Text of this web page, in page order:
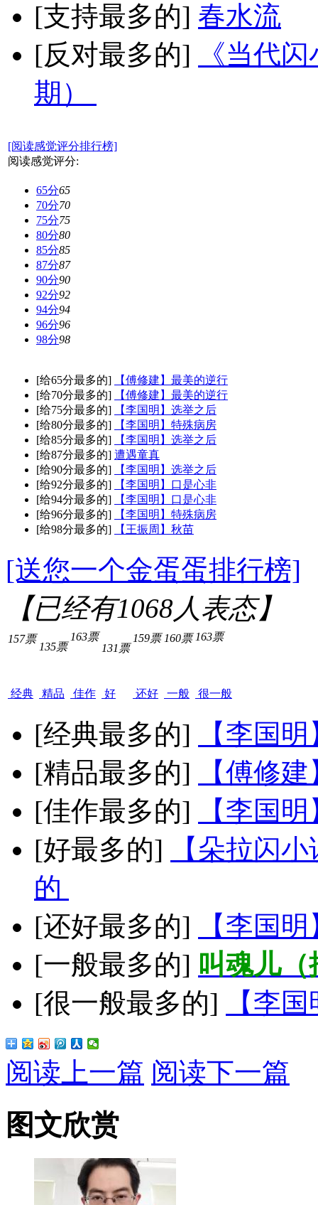
[支持最多的] 春水流
[反对最多的]
《当代
期）
[阅读感觉评分排行榜]
阅读感觉评分:
65分65
70分70
75分75
80分80
85分85
87分87
90分90
92分92
94分94
96分96
98分98
[给65分最多的]
【傅修建】最美的逆行
[给70分最多的]
【傅修建】最美的逆行
[给75分最多的]
【李国明】选举之后
[给80分最多的]
【李国明】特殊病房
[给85分最多的]
【李国明】选举之后
[给87分最多的] 遭遇童真
[给90分最多的]
【李国明】选举之后
[给92分最多的]
【李国明】口是心非
[给94分最多的]
【李国明】口是心非
[给96分最多的]
【李国明】特殊病房
[给98分最多的]
【王振周】秋苗
[送您一个金蛋蛋排行榜]
【已经有1068人表态】
157票
经典
135票
精品
163票
佳作
131票
好
159票
还好
160票
一般
163票
很一般
[经典最多的]
【李国
[精品最多的]
【傅修
[佳作最多的]
【李国
[好最多的]
【朵拉闪
的
[还好最多的]
【李国
[一般最多的] 叫魂儿
[很一般最多的]
【李
阅读上一篇 阅读下一篇
图文欣赏